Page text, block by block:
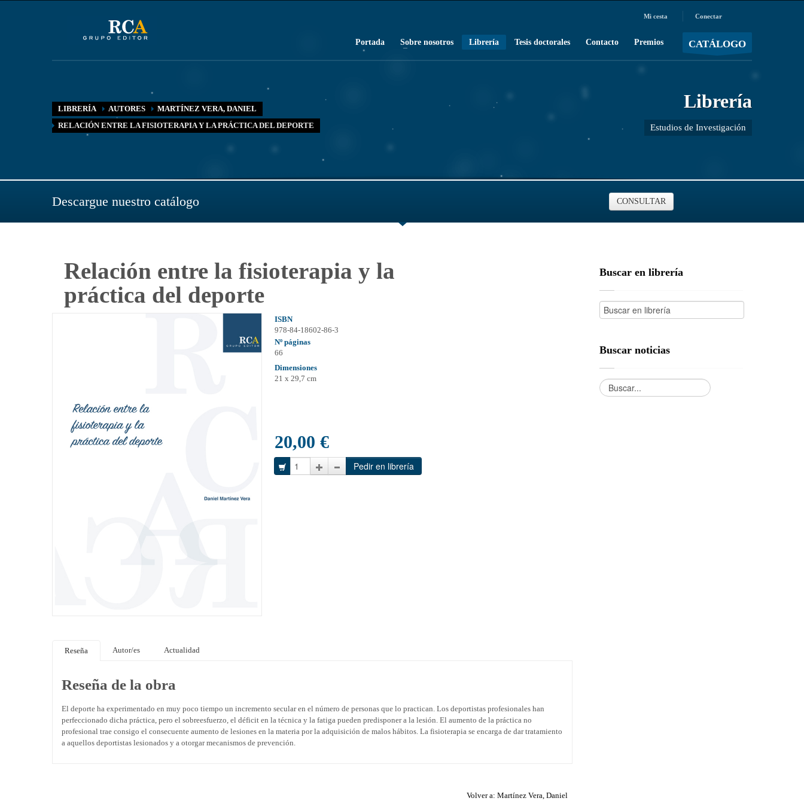
Conectar
Mi cesta
/ MOSTRAR CARRO
CATÁLOGO
Portada Sobre nosotros Librería Tesis doctorales Contacto Premios
LIBRERÍA AUTORES
MARTÍNEZ VERA, DANIEL
RELACIÓN ENTRE LA FISIOTERAPIA Y LA PRÁCTICA DEL DEPORTE
Librería
Estudios de Investigación
Descargue nuestro catálogo CONSULTAR
Relación entre la fisioterapia y la
práctica del deporte
ISBN
978-84-18602-86-3
Nº páginas
66
Dimensiones
21 x 29,7 cm
20,00 €
Reseña Autor/es Actualidad
Reseña de la obra
El deporte ha experimentado en muy poco tiempo un incremento secular en el número de personas que lo practican. Los deportistas profesionales han
perfeccionado dicha práctica, pero el sobreesfuerzo, el déficit en la técnica y la fatiga pueden predisponer a la lesión. El aumento de la práctica no
profesional trae consigo el consecuente aumento de lesiones en la materia por la adquisición de malos hábitos. La fisioterapia se encarga de dar tratamiento
a aquellos deportistas lesionados y a otorgar mecanismos de prevención.
Volver a: Martínez Vera, Daniel
Buscar en librería
Buscar noticias